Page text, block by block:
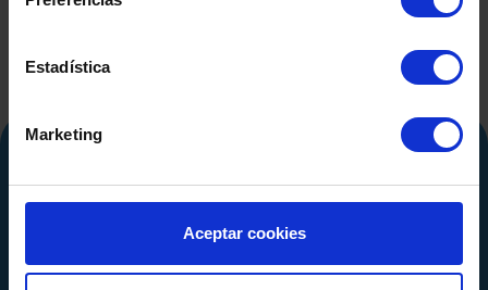
Estadística
Marketing
Aceptar cookies